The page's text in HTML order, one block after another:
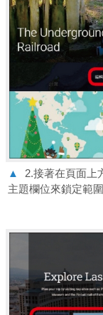
▲
2.接著在頁面上
主題欄位來鎖定範